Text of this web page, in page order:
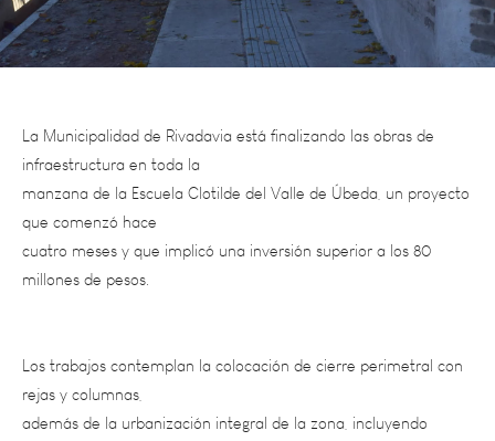
La Municipalidad de Rivadavia está finalizando las obras de
infraestructura en toda la
manzana de la Escuela Clotilde del Valle de Úbeda, un proyecto
que comenzó hace
cuatro meses y que implicó una inversión superior a los 80
millones de pesos.
rejas y columnas,
además de la urbanización integral de la zona, incluyendo
veredas con baldosas